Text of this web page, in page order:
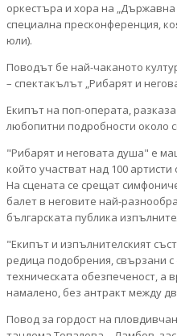
оркестъра и хора на
специална пресконференция,
юли).
Поводът бе най-чаканото
– спектакълът „Рибарят и
Екипът на поп-операта,
любопитни подробности около
"Рибарят и неговата душа" е
който участват над 100
На сцената се срещат
балет в неговите най-
българската публика
"Екипът и изпълнителският
редица подобрения, свързани с
техническата обезпеченост, а
намалено, без антракт между
Повод за гордост на